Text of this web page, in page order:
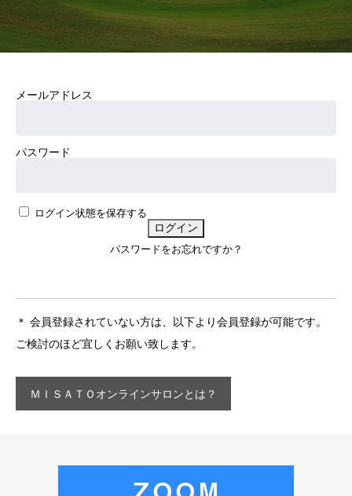
メールアドレス
パスワード
ログイン状態を保存する
パスワードをお忘れですか？
＊ 会員登録されていない方は、以下より会員登録が可能です。
ご検討のほど宜しくお願い致します。
ＭＩＳＡＴＯオンラインサロンとは？